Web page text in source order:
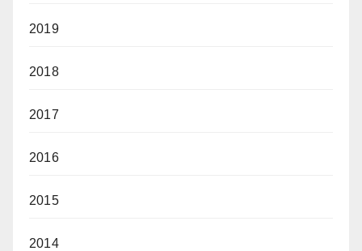
2019
2018
2017
2016
2015
2014